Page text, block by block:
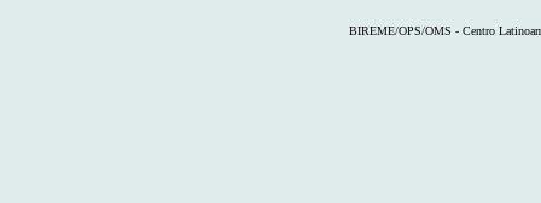
BIREME/OPS/OMS - Centro